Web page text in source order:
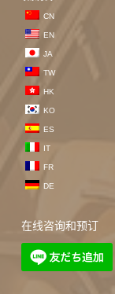
CN
EN
JA
TW
HK
KO
ES
IT
FR
DE
在线咨询和预订